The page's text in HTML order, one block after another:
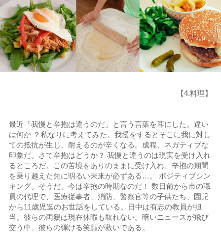
【4.料理】
最近「我慢と辛抱は違うのだ」と言う言葉を耳にした。違い
は何か ？私なりに考えてみた。我慢をするとそこに我に対し
ての抵抗が生じ、耐えるのが辛くなる。成程、ネガティブな
印象だ。さて辛抱はどうか？ 我慢と違うのは現実を受け入れ
るところだ。この苦境をありのままに受け入れ、辛抱の期間
を乗り越えた先に明るい未来が必ずある…。 ポジティブシン
キング。そうだ、今は辛抱の時期なのだ！ 数日前から市の職
員の代理で、医療従事者、消防、警察官等の子供たち、園児
から11歳児迄のお世話をしている。日中は有志の教員が担
当。彼らの両親は現在休暇も取れない。暗いニュースが飛び
交う中、彼らの弾ける笑顔が救いである。